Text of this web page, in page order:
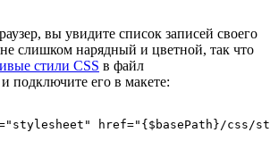
вы увидите список записей своего
слишком нарядный и цветной, так что
стили CSS в файл
и подключите его в макете: